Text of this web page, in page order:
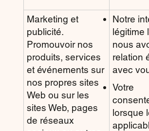
Marketing et
publicité.
Promouvoir nos
produits, services
et événements sur
nos propres sites
Web ou sur les
sites Web, pages
de réseaux
Notre
légitime
nous
relation
avec
Votre
lorsque